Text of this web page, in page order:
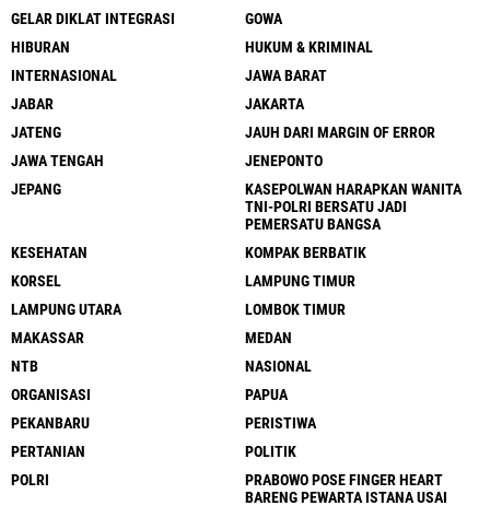
GELAR DIKLAT INTEGRASI
GOWA
HIBURAN
HUKUM & KRIMINAL
INTERNASIONAL
JAWA BARAT
JABAR
JAKARTA
JATENG
JAUH DARI MARGIN OF ERROR
JAWA TENGAH
JENEPONTO
JEPANG
KASEPOLWAN HARAPKAN WANITA
TNI-POLRI BERSATU JADI
PEMERSATU BANGSA
KESEHATAN
KOMPAK BERBATIK
KORSEL
LAMPUNG TIMUR
LAMPUNG UTARA
LOMBOK TIMUR
MAKASSAR
MEDAN
NTB
NASIONAL
ORGANISASI
PAPUA
PEKANBARU
PERISTIWA
PERTANIAN
POLITIK
POLRI
PRABOWO POSE FINGER HEART
BARENG PEWARTA ISTANA USAI